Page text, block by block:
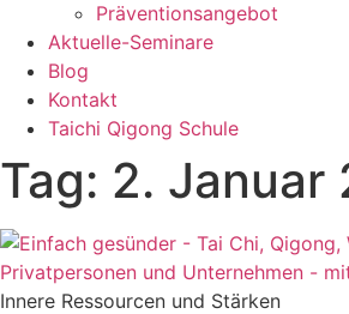
Präventionsangebot
Aktuelle-Seminare
Blog
Kontakt
Taichi Qigong Schule
Tag: 2. Januar
Innere Ressourcen und Stärken